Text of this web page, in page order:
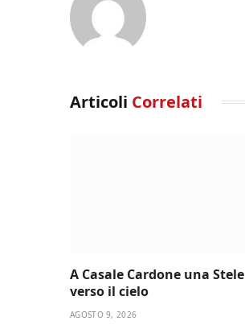
Articoli Correlati
A Casale Cardone una Stele
verso il cielo
AGOSTO 9, 2026